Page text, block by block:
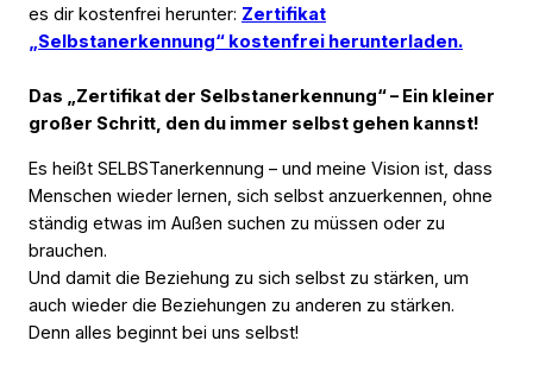
es dir kostenfrei herunter: Zertifikat
„Selbstanerkennung“ kostenfrei herunterladen.
Das „Zertifikat der Selbstanerkennung“ – Ein kleiner
großer Schritt, den du immer selbst gehen kannst!
Es heißt SELBSTanerkennung – und meine Vision ist, dass
Menschen wieder lernen, sich selbst anzuerkennen, ohne
ständig etwas im Außen suchen zu müssen oder zu
brauchen.
Und damit die Beziehung zu sich selbst zu stärken, um
auch wieder die Beziehungen zu anderen zu stärken.
Denn alles beginnt bei uns selbst!